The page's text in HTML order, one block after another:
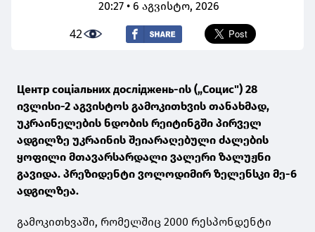
20:27 • 6 აგვისტო, 2026
42
Центр соціальних досліджень-ის („Социс") 28
ივლისი-2 აგვისტოს გამოკითხვის თანახმად,
უკრაინელების ნდობის რეიტინგში პირველ
ადგილზე უკრაინის შეიარაღებული ძალების
ყოფილი მთავარსარდალი ვალერი ზალუჟნი
გავიდა. პრეზიდენტი ვოლოდიმირ ზელენსკი მე-6
ადგილზეა.
გამოკითხვაში, რომელშიც 2000 რესპონდენტი